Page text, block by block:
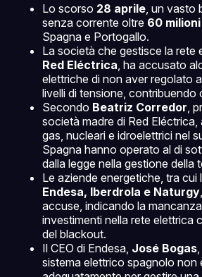
Lo scorso 28 aprile , un
senza corrente oltre 60
Spagna e Portogallo.
La società che gestisce la rete
Red Eléctrica , ha accusato
elettriche di non aver regolato
livelli di tensione, contribuendo
Secondo Beatriz Corredor ,
società madre di Red Eléctrica,
gas, nucleari e idroelettrici nel
Spagna hanno operato al di
dalla legge nella gestione della
Le aziende energetiche, tra cui
Endesa, Iberdrola e Naturgy
accuse, indicando la
investimenti nella rete elettrica
del blackout.
Il CEO di Endesa, José Bogas
sistema elettrico spagnolo non